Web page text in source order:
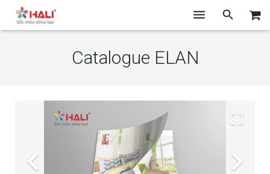
Catalogue ELAN